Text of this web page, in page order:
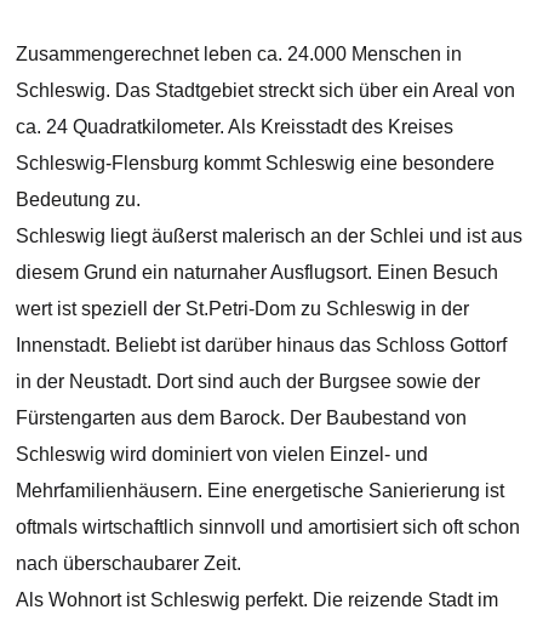
Zusammengerechnet leben ca. 24.000 Menschen in
Schleswig. Das Stadtgebiet streckt sich über ein Areal von
ca. 24 Quadratkilometer. Als Kreisstadt des Kreises
Schleswig-Flensburg kommt Schleswig eine besondere
Bedeutung zu.
Schleswig liegt äußerst malerisch an der Schlei und ist aus
diesem Grund ein naturnaher Ausflugsort. Einen Besuch
wert ist speziell der St.Petri-Dom zu Schleswig in der
Innenstadt. Beliebt ist darüber hinaus das Schloss Gottorf
in der Neustadt. Dort sind auch der Burgsee sowie der
Fürstengarten aus dem Barock. Der Baubestand von
Schleswig wird dominiert von vielen Einzel- und
Mehrfamilienhäusern. Eine energetische Sanierierung ist
oftmals wirtschaftlich sinnvoll und amortisiert sich oft schon
nach überschaubarer Zeit.
Als Wohnort ist Schleswig perfekt. Die reizende Stadt im